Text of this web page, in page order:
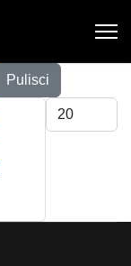
Pulisci
Visualizza #